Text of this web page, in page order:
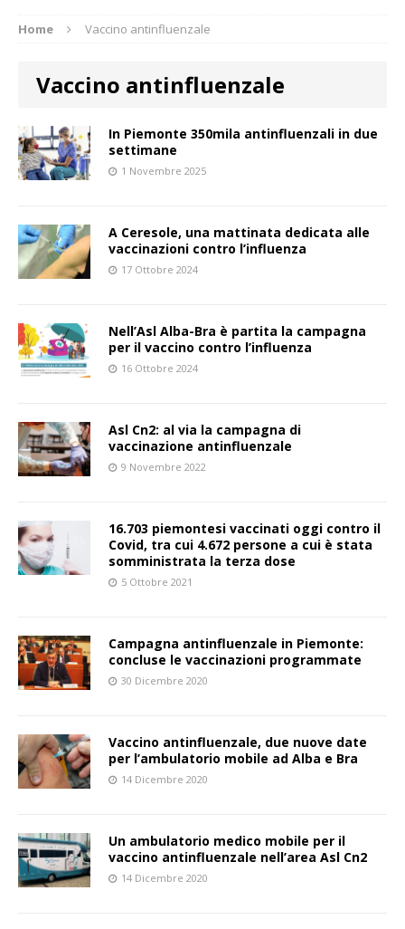
Home Vaccino antinfluenzale
Vaccino antinfluenzale
In Piemonte 350mila antinfluenzali in due
settimane
1 Novembre 2025
A Ceresole, una mattinata dedicata alle
vaccinazioni contro l’influenza
17 Ottobre 2024
Nell’Asl Alba-Bra è partita la campagna
per il vaccino contro l’influenza
16 Ottobre 2024
Asl Cn2: al via la campagna di
vaccinazione antinfluenzale
9 Novembre 2022
16.703 piemontesi vaccinati oggi contro il
Covid, tra cui 4.672 persone a cui è stata
somministrata la terza dose
5 Ottobre 2021
Campagna antinfluenzale in Piemonte:
concluse le vaccinazioni programmate
30 Dicembre 2020
Vaccino antinfluenzale, due nuove date
per l’ambulatorio mobile ad Alba e Bra
14 Dicembre 2020
Un ambulatorio medico mobile per il
vaccino antinfluenzale nell’area Asl Cn2
14 Dicembre 2020